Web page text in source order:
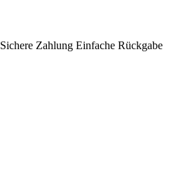
Sichere Zahlung Einfache Rückgabe